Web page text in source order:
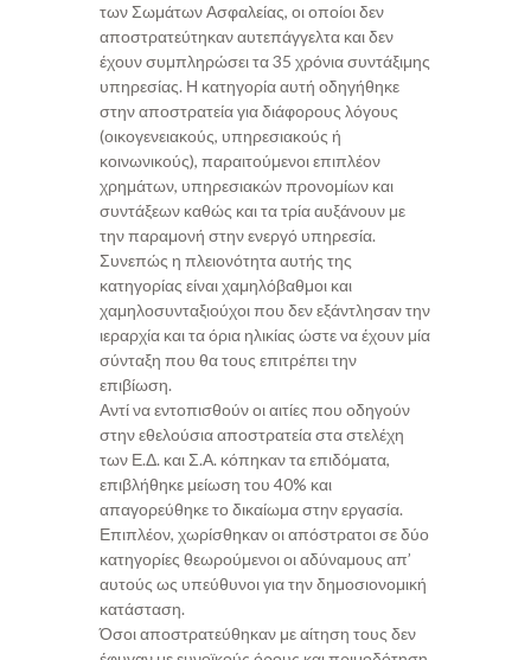
των Σωμάτων Ασφαλείας, οι οποίοι δεν
αποστρατεύτηκαν αυτεπάγγελτα και δεν
έχουν συμπληρώσει τα 35 χρόνια συντάξιμης
υπηρεσίας. Η κατηγορία αυτή οδηγήθηκε
στην αποστρατεία για διάφορους λόγους
(οικογενειακούς, υπηρεσιακούς ή
κοινωνικούς), παραιτούμενοι επιπλέον
χρημάτων, υπηρεσιακών προνομίων και
συντάξεων καθώς και τα τρία αυξάνουν με
την παραμονή στην ενεργό υπηρεσία.
Συνεπώς η πλειονότητα αυτής της
κατηγορίας είναι χαμηλόβαθμοι και
χαμηλοσυνταξιούχοι που δεν εξάντλησαν την
ιεραρχία και τα όρια ηλικίας ώστε να έχουν μία
σύνταξη που θα τους επιτρέπει την
επιβίωση.
Αντί να εντοπισθούν οι αιτίες που οδηγούν
στην εθελούσια αποστρατεία στα στελέχη
των Ε.Δ. και Σ.Α. κόπηκαν τα επιδόματα,
επιβλήθηκε μείωση του 40% και
απαγορεύθηκε το δικαίωμα στην εργασία.
Επιπλέον, χωρίσθηκαν οι απόστρατοι σε δύο
κατηγορίες θεωρούμενοι οι αδύναμους απ’
αυτούς ως υπεύθυνοι για την δημοσιονομική
κατάσταση.
Όσοι αποστρατεύθηκαν με αίτηση τους δεν